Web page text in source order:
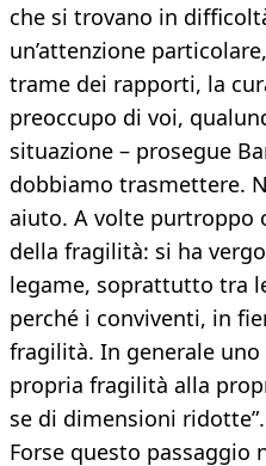
che si trovano in
un’attenzione
trame dei rapporti, la
preoccupo di voi,
situazione – prosegue
dobbiamo trasmettere.
aiuto. A volte purtroppo
della fragilità: si ha
legame, soprattutto tra
perché i conviventi, in
fragilità. In generale
propria fragilità alla
se di dimensioni ridotte”.
Forse questo passaggio